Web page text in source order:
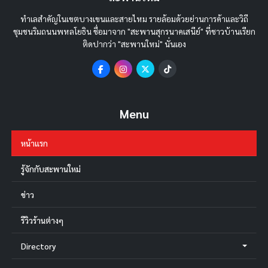
ทำเลสำคัญในเขตบางเขนและสายไหม รายล้อมด้วยย่านการค้าและวิถี
ชุมชนริมถนนพหลโยธิน ชื่อมาจาก "สะพานสุกรนาคเสนีย์" ที่ชาวบ้านเรียก
ติดปากว่า "สะพานใหม่" นั่นเอง
Menu
หน้าแรก
รู้จักกับสะพานใหม่
ข่าว
รีวิวร้านต่างๆ
Directory